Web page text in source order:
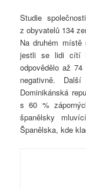
Studie
z obyvatelů 134
Na druhém místě
jestli se lidi cítí
odpovědělo až
negativně.
Dominikánská
s 60 %
španělsky
Španělska, kde